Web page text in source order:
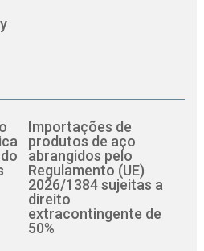
Importações de
produtos de aço
abrangidos pelo
Regulamento (UE)
2026/1384 sujeitas a
direito
extracontingente de
50%